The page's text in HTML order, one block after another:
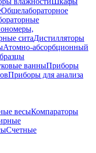
Общелабораторное
ситаДистилляторы
Атомно-абсорбционный
ванныПриборы
Приборы для анализа
весыКомпараторы
Счетные